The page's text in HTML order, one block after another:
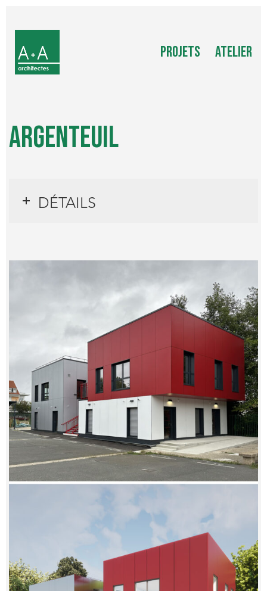
PROJETS ATELIER
ARGENTEUIL
DÉTAILS